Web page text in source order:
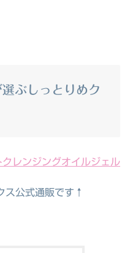
選ぶしっとりめク
レンジングオイルジェル
ス公式通販です↑